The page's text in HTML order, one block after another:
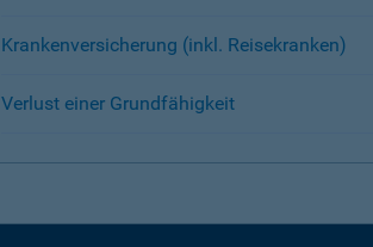
Krankenversicherung (inkl. Reisekranken)
Verlust einer Grundfähigkeit